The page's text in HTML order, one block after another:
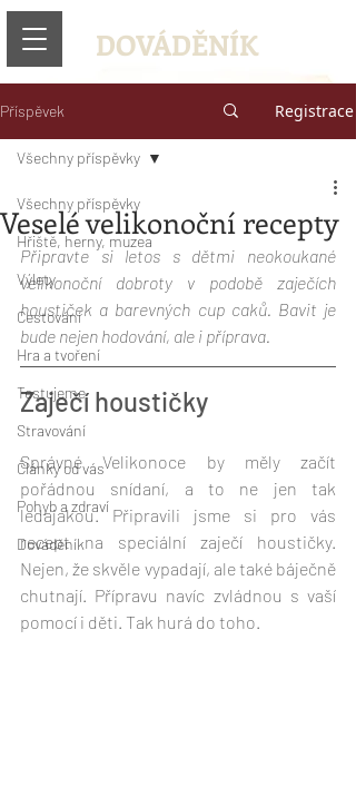
DOVÁDĚNÍK
Příspěvek Registrace
Všechny příspěvky
Hřiště, herny, muzea
Výlety
Cestování
Hra a tvoření
Testujeme
Stravování
Články od vás
Pohyb a zdraví
Dováděník
Všechny příspěvky
Veselé velikonoční recepty
Připravte si letos s dětmi neokoukané
velikonoční dobroty v podobě zaječích
houstiček a barevných cup caků. Bavit je
bude nejen hodování, ale i příprava.
Zaječí houstičky
Správné Velikonoce by měly začít
pořádnou snídaní, a to ne jen tak
ledajakou. Připravili jsme si pro vás
recept na speciální zaječí houstičky.
Nejen, že skvěle vypadají, ale také báječně
chutnají. Přípravu navíc zvládnou s vaší
pomocí i děti. Tak hurá do toho.